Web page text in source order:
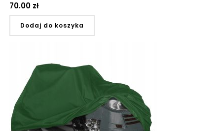
70.00 zł
Dodaj do koszyka